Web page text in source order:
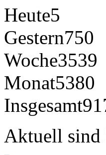
Heute5
Gestern750
Woche3539
Monat5380
Insgesamt
Aktuell sind